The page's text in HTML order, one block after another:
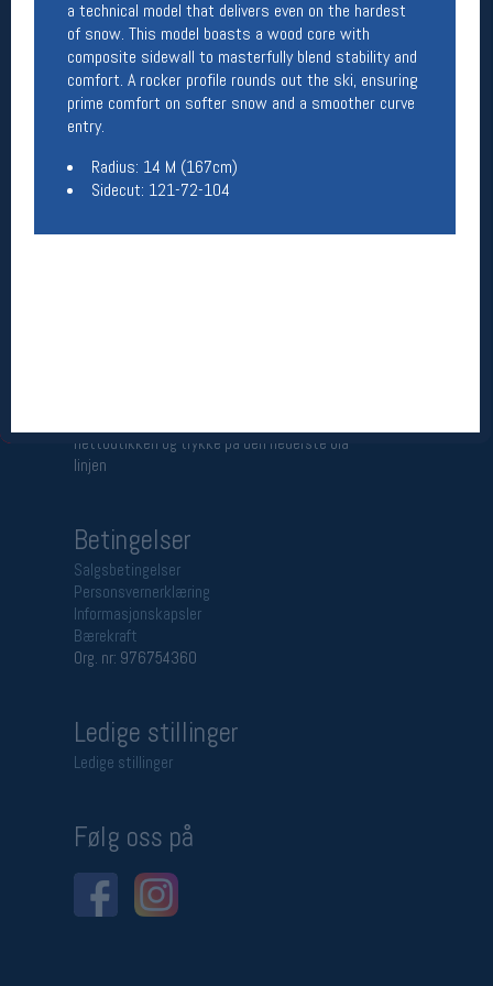
a technical model that delivers even on the hardest
of snow. This model boasts a wood core with
composite sidewall to masterfully blend stability and
comfort. A rocker profile rounds out the ski, ensuring
prime comfort on softer snow and a smoother curve
entry.
Radius: 14 M (167cm)
Sidecut: 121-72-104
Åpningstider butikk
Man-Fredag:
11-18
Lørdag:
11-16
Team Oslo Sportslager
nettbutikken og trykke på den nederste blå
linjen
Betingelser
Salgsbetingelser
Personsvernerklæring
Informasjonskapsler
Bærekraft
Org. nr: 976754360
Ledige stillinger
Ledige stillinger
Følg oss på